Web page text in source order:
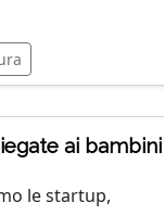
ai
le startup,